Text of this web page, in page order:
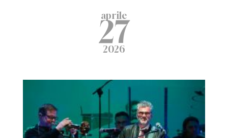
aprile
27
2026